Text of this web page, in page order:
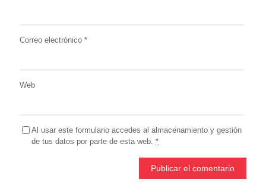
Correo electrónico *
Web
Al usar este formulario accedes al almacenamiento y gestión
de tus datos por parte de esta web. *